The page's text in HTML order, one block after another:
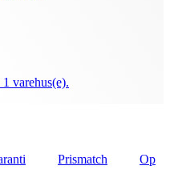
1 varehus(e).
Prismatch
Op